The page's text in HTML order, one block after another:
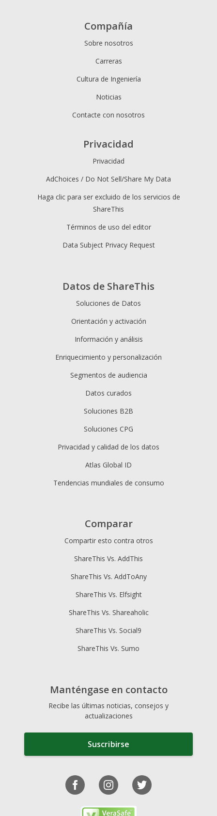
Datos de ShareThis
Soluciones de Datos
Orientación y activación
Información y análisis
Enriquecimiento y personalización
Segmentos de audiencia
Datos curados
Soluciones B2B
Soluciones CPG
Privacidad y calidad de los datos
Atlas Global ID
Tendencias mundiales de consumo
Compañía
Sobre nosotros
Carreras
Cultura de Ingeniería
Noticias
Contacte con nosotros
Privacidad
Privacidad
AdChoices / Do Not Sell/Share My Data
Haga clic para ser excluido de los servicios de
ShareThis
Términos de uso del editor
Data Subject Privacy Request
Comparar
Compartir esto contra otros
ShareThis Vs. AddThis
ShareThis Vs. AddToAny
ShareThis Vs. Elfsight
ShareThis Vs. Shareaholic
ShareThis Vs. Social9
ShareThis Vs. Sumo
Manténgase en contacto
Recibe las últimas noticias, consejos y
actualizaciones
Suscribirse